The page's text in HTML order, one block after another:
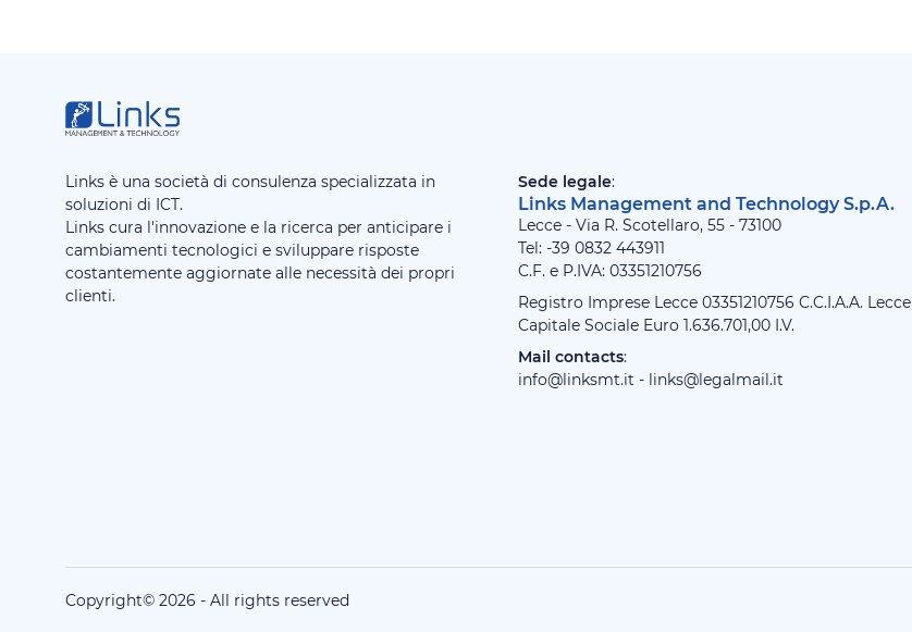
Links è una società di consulenza specializzata in
soluzioni di ICT.
Links cura l'innovazione e la ricerca per anticipare i
cambiamenti tecnologici e sviluppare risposte
costantemente aggiornate alle necessità dei propri
clienti.
Sede legale:
Links Management and Technology S.p.A.
Lecce - Via R. Scotellaro, 55 - 73100
Tel: -39 0832 443911
C.F. e P.IVA: 03351210756
Registro Imprese Lecce 03351210756 C.C.I.A.A. Lecce
Capitale Sociale Euro 1.636.701,00 I.V.
Mail contacts:
info@linksmt.it - links@legalmail.it
Copyright© 2026 - All rights reserved